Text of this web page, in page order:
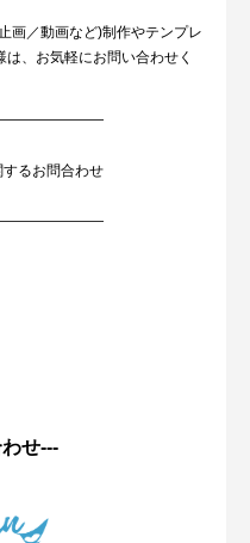
画／動画など)制作やテンプレ
、お気軽にお問い合わせく
するお問合わせ
せ---